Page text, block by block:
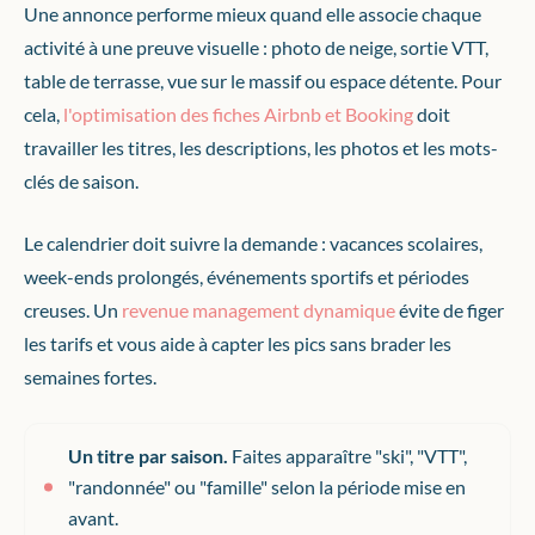
Une annonce performe mieux quand elle associe chaque
activité à une preuve visuelle : photo de neige, sortie VTT,
table de terrasse, vue sur le massif ou espace détente. Pour
cela, l'optimisation des fiches Airbnb et Bookingdoit
travailler les titres, les descriptions, les photos et les mots-
clés de saison.
Le calendrier doit suivre la demande : vacances scolaires,
week-ends prolongés, événements sportifs et périodes
creuses. Un revenue management dynamiqueévite de figer
les tarifs et vous aide à capter les pics sans brader les
semaines fortes.
Un titre par saison. Faites apparaître "ski", "VTT",
"randonnée" ou "famille" selon la période mise en
avant.